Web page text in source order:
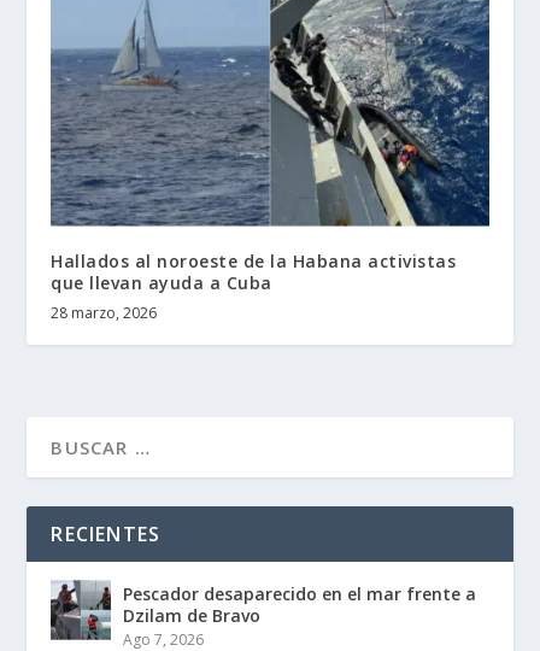
Hallados al noroeste de la Habana activistas
que llevan ayuda a Cuba
28 marzo, 2026
RECIENTES
Pescador desaparecido en el mar frente a
Dzilam de Bravo
Ago 7, 2026